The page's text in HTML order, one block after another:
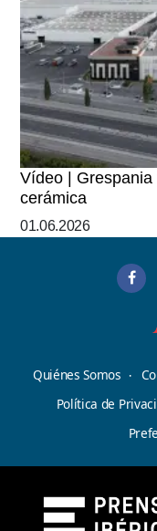
Vídeo |
cerámica
01.06.2026
Quiénes Somos
Política de